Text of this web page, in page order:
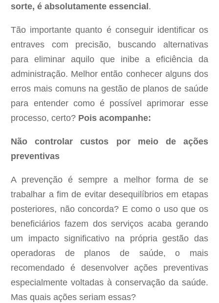
sorte, é absolutamente essencial .
Tão importante quanto é conseguir identificar os
entraves com precisão, buscando alternativas
para eliminar aquilo que inibe a eficiência da
administração. Melhor então conhecer alguns dos
erros mais comuns na gestão de planos de saúde
para entender como é possível aprimorar esse
processo, certo? Pois acompanhe:
Não controlar custos por meio de ações
preventivas
A prevenção é sempre a melhor forma de se
trabalhar a fim de evitar desequilíbrios em etapas
posteriores, não concorda? E como o uso que os
beneficiários fazem dos serviços acaba gerando
um impacto significativo na própria gestão das
operadoras de planos de saúde, o mais
recomendado é desenvolver ações preventivas
especialmente voltadas à conservação da saúde.
Mas quais ações seriam essas?